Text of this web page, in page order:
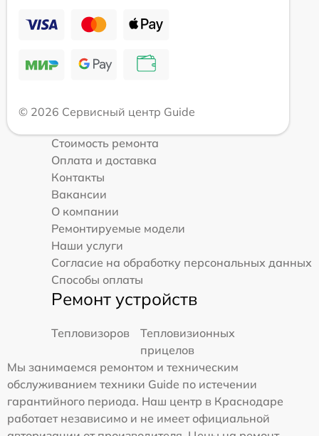
© 2026 Сервисный центр Guide
Стоимость ремонта
Оплата и доставка
Контакты
Вакансии
О компании
Ремонтируемые модели
Наши услуги
Согласие на обработку персональных данных
Способы оплаты
Ремонт устройств
Тепловизоров
Тепловизионных
прицелов
Мы занимаемся ремонтом и техническим
обслуживанием техники Guide по истечении
гарантийного периода. Наш центр в Краснодаре
работает независимо и не имеет официальной